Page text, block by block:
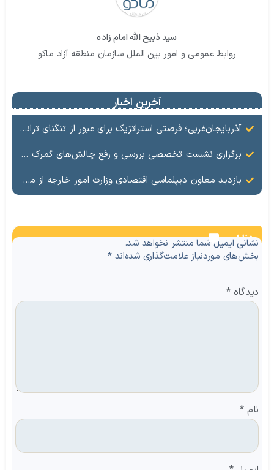
سید ذبیح الله امام زاده
روابط عمومی و امور بین الملل سازمان منطقه آزاد ماکو
آخرین اخبار
آذربایجان‌غربی؛ فرصتی استراتژیک برای عبور از تنگنای ترانزیتی
برگزاری نشست تخصصی بررسی و رفع چالش‌های گمرک بازرگان با حضور مسئولان ملی و منطقه‌ای
بازدید معاون دیپلماسی اقتصادی وزارت امور خارجه از محورهای مبادلاتی و بررسی روند تردد در مرز بازرگان
نظرات
نشانی ایمیل شما منتشر نخواهد شد.
بخش‌های موردنیاز علامت‌گذاری شده‌اند*
دیدگاه*
نام *